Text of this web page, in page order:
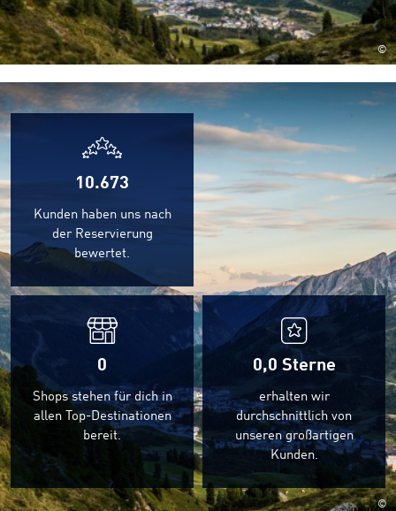
©
10.673
Kunden haben uns nach
der Reservierung
bewertet.
0
Shops stehen für dich in
allen Top-Destinationen
bereit.
0,0 Sterne
erhalten wir
durchschnittlich von
unseren großartigen
Kunden.
©